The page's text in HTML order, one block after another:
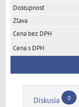
Diskusia 0